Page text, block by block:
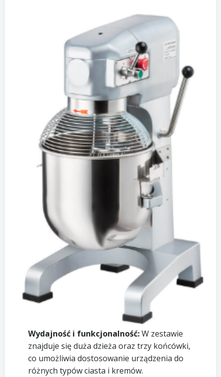
Wydajność i funkcjonalność:W zestawie
znajduje się duża dzieża oraz trzy końcówki,
co umożliwia dostosowanie urządzenia do
różnych typów ciasta i kremów.